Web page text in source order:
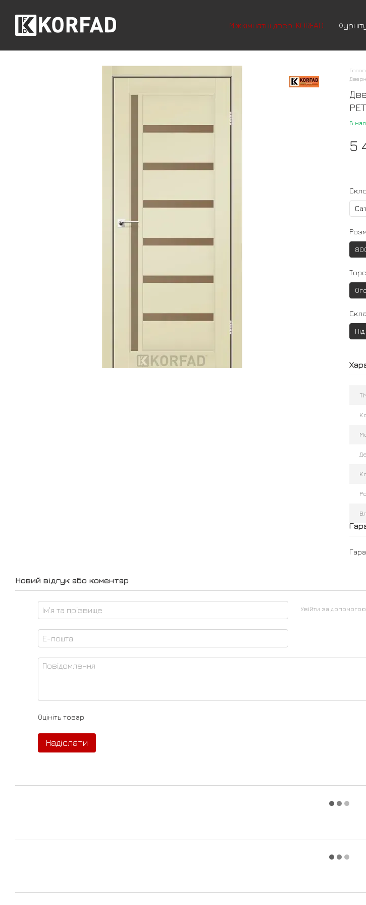
Міжкімнатні двері KORFAD
В
5
Скло
Новий відгук або коментар
Увійти за допомогою
Оцініть товар
Надіслати